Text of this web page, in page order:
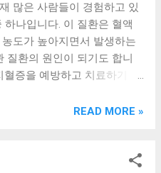
금의 양을 줄이고, 조리 시
허브나 양파 등의 향신료를
습니다. 두 번째로, 고혈압
채소를 많이 먹는 것이 좋습
는 비만, 당뇨, 심장병 등의
식사를 풍부하게 만들어주어
니다. 식사를 규칙적으로 하면
. 광명다이어트 한약은 혈액
에 콜레스테롤 수치를 낮추
강한 삶을 살 수 있도록 돕
고지혈증 예방과 관리를 위해
이 있는 약물을 복용하는 것
광명다이어트 한약은 부모님
이용하여 건강한 삶을 시작해
많은 사람들이 경험하고 있
하나입니다. 이 질환은 혈액
도가 높아지면서 발생하는
질환의 원인이 되기도 합니
혈증을 예방하고 치료하기 위
에도 영양제를 복용함으로써
제와 고지혈증 약 복용 후 함
READ MORE »